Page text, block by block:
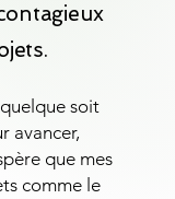
soit
avancer,
que mes
comme le